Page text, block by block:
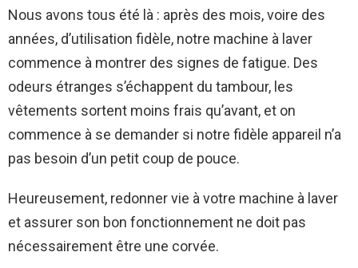
Nous avons tous été là : après des mois, voire des
années, d’utilisation fidèle, notre machine à laver
commence à montrer des signes de fatigue. Des
odeurs étranges s’échappent du tambour, les
vêtements sortent moins frais qu’avant, et on
commence à se demander si notre fidèle appareil n’a
pas besoin d’un petit coup de pouce.
Heureusement, redonner vie à votre machine à laver
et assurer son bon fonctionnement ne doit pas
nécessairement être une corvée.